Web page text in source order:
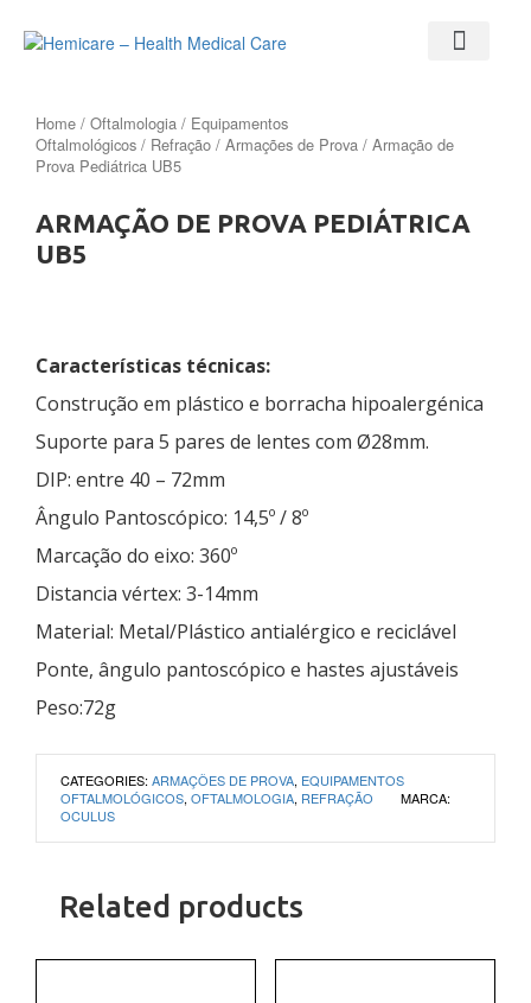
Home / Oftalmologia / Equipamentos
Oftalmológicos / Refração / Armações de Prova / Armação de
Prova Pediátrica UB5
ARMAÇÃO DE PROVA PEDIÁTRICA
UB5
Características técnicas:
Construção em plástico e borracha hipoalergénica
Suporte para 5 pares de lentes com Ø28mm.
DIP: entre 40 – 72mm
Ângulo Pantoscópico: 14,5º / 8º
Marcação do eixo: 360º
Distancia vértex: 3-14mm
Material: Metal/Plástico antialérgico e reciclável
Ponte, ângulo pantoscópico e hastes ajustáveis
Peso:72g
CATEGORIES: ARMAÇÕES DE PROVA, EQUIPAMENTOS
OFTALMOLÓGICOS, OFTALMOLOGIA, REFRAÇÃO
MARCA:
OCULUS
Related products